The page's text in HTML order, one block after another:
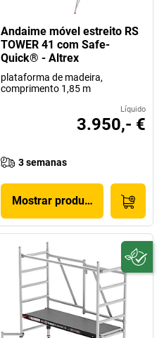
Andaime móvel estreito RS
TOWER 41 com Safe-
Quick® - Altrex
plataforma de madeira,
comprimento 1,85 m
Líquido
3.950,- €
3 semanas
Mostrar produto